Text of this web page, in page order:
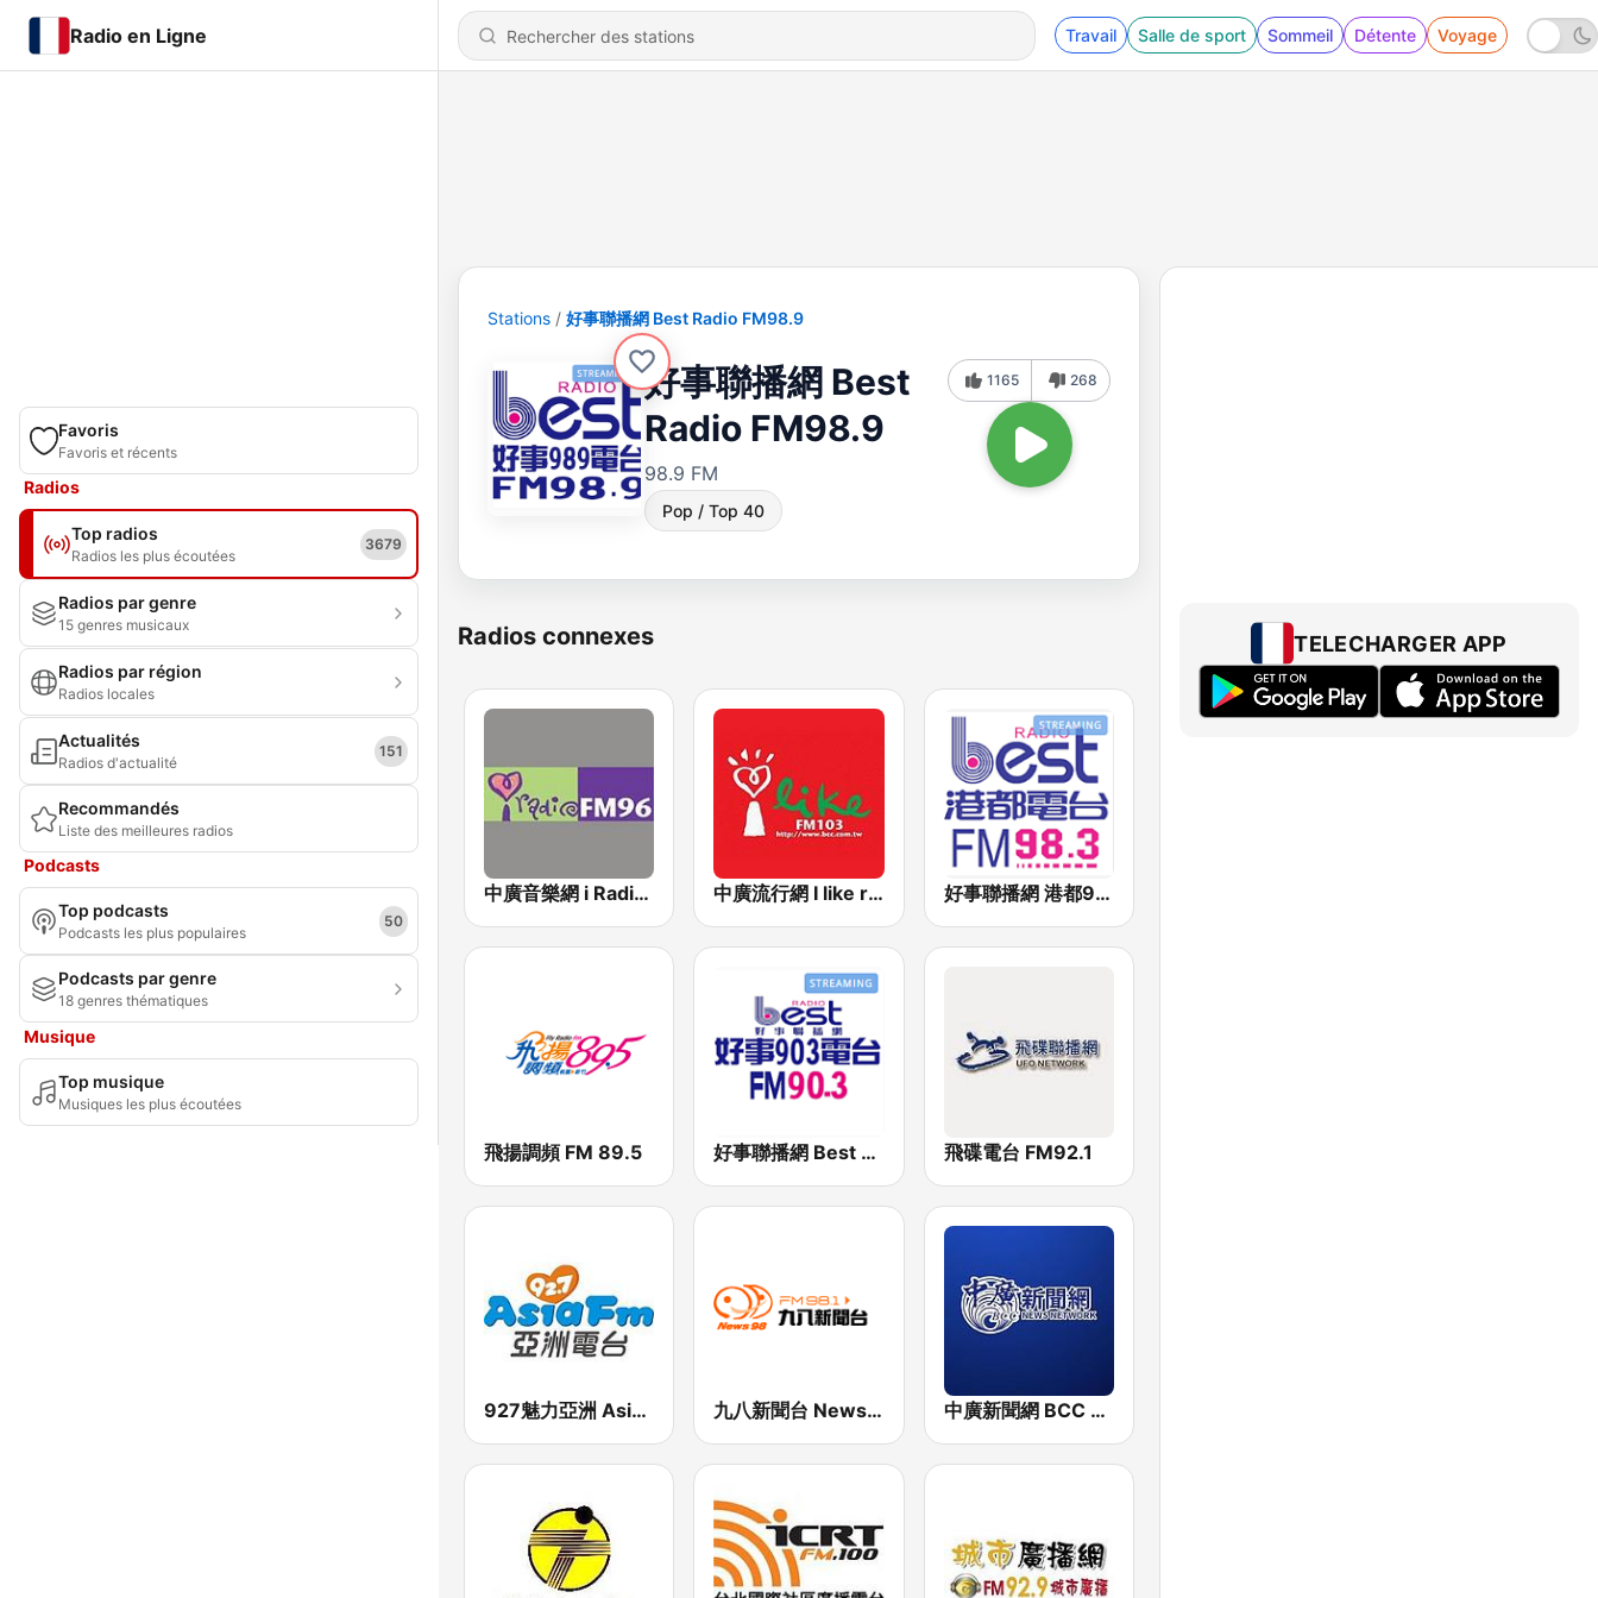
Radio en Ligne Travail Salle de sport Sommeil Détente Voyage
Favoris
Favoris et récents
Radios
Top radios
Radios les plus écoutées
3679
Radios par genre
15 genres musicaux
Radios par région
Radios locales
Actualités
Radios d'actualité
151
Recommandés
Liste des meilleures radios
Podcasts
Top podcasts
Podcasts les plus populaires
50
Podcasts par genre
18 genres thématiques
Musique
Top musique
Musiques les plus écoutées
Stations 好事聯播網 Best Radio FM98.9
好事聯播網 Best
Radio FM98.9
98.9 FM
Pop / Top 40
1165 268
Radios connexes
中廣音樂網 i Radio FM96.3 中廣流行網 I like radio 好事聯播網 港都983 Best Radio FM98.3
飛揚調頻 FM 89.5 好事聯播網 Best Radio FM90.3 飛碟電台 FM92.1
927魅力亞洲 Asia FM 亞洲電台 九八新聞台 News98 FM 98.1 中廣新聞網 BCC News Radio
TELECHARGER APP